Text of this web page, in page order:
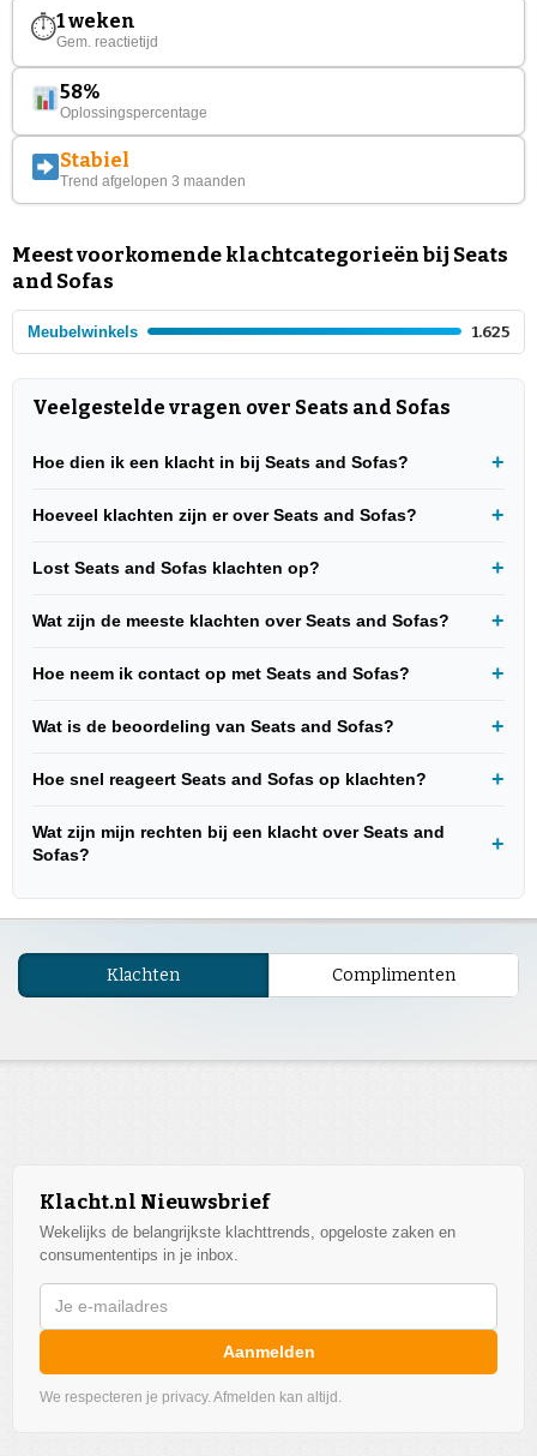
⏱1 weken
Gem. reactietijd
58%
Oplossingspercentage
Stabiel
Trend afgelopen 3 maanden
Meest voorkomende klachtcategorieën bij Seats
and Sofas
Meubelwinkels 1.625
Veelgestelde vragen over Seats and Sofas
Hoe dien ik een klacht in bij Seats and Sofas?
Hoeveel klachten zijn er over Seats and Sofas?
Lost Seats and Sofas klachten op?
Wat zijn de meeste klachten over Seats and Sofas?
Hoe neem ik contact op met Seats and Sofas?
Wat is de beoordeling van Seats and Sofas?
Hoe snel reageert Seats and Sofas op klachten?
Wat zijn mijn rechten bij een klacht over Seats and
Sofas?
Klachten Complimenten
Klacht.nl Nieuwsbrief
Wekelijks de belangrijkste klachttrends, opgeloste zaken en
consumententips in je inbox.
Aanmelden
We respecteren je privacy. Afmelden kan altijd.